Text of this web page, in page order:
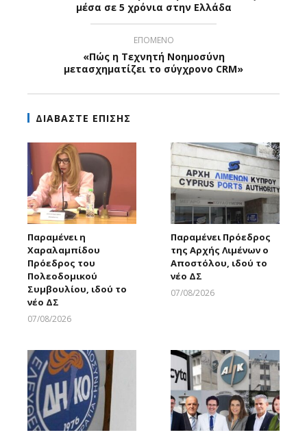
μέσα σε 5 χρόνια στην Ελλάδα
ΕΠΟΜΕΝΟ
«Πώς η Τεχνητή Νοημοσύνη
μετασχηματίζει το σύγχρονο CRM»
ΔΙΑΒΑΣΤΕ ΕΠΙΣΗΣ
Παραμένει η
Χαραλαμπίδου
Πρόεδρος του
Πολεοδομικού
Συμβουλίου, ιδού το
νέο ΔΣ
07/08/2026
Παραμένει Πρόεδρος
της Αρχής Λιμένων ο
Αποστόλου, ιδού το
νέο ΔΣ
07/08/2026